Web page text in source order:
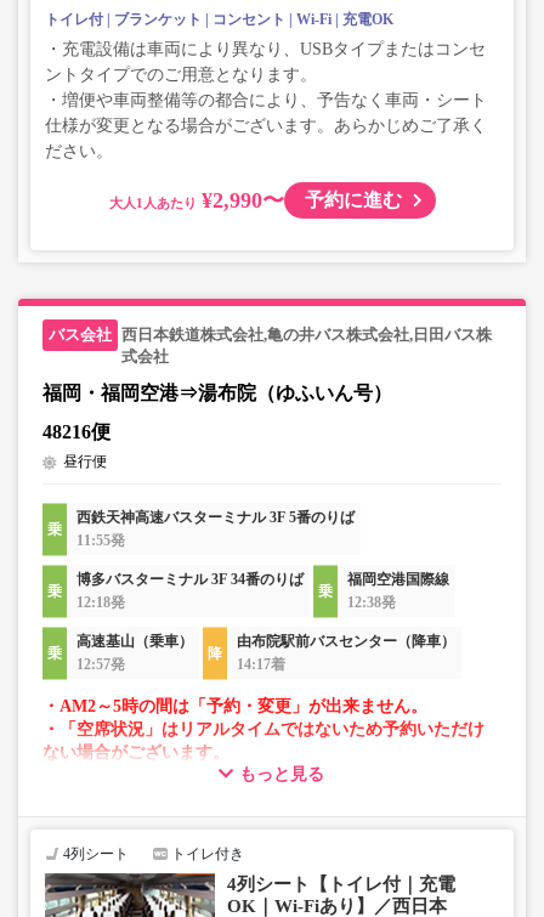
トイレ付 ブランケット コンセント Wi-Fi 充電OK
・充電設備は車両により異なり、USBタイプまたはコンセ
ントタイプでのご用意となります。
・増便や車両整備等の都合により、予告なく車両・シート
仕様が変更となる場合がございます。あらかじめご了承く
ださい。
大人 ¥2,990〜 予約に進む
西日本鉄道株式会社,亀の井バス株式会社,日田バス株
式会社
福岡・福岡空港⇒湯布院（ゆふいん号）
48216便
昼行便
西鉄天神高速バスターミナル 3F 5番のりば
11:55発
博多バスターミナル 3F 34番のりば
12:18発
福岡空港国際線
12:38発
高速基山（乗車）
12:57発
由布院駅前バスセンター（降車）
14:17着
・AM2～5時の間は「予約・変更」が出来ません。
・「空席状況」はリアルタイムではないため予約いただけ
ない場合がございます。
・車両は予告なく変更となる場合がございます。これに伴
で、あらかじめご了承ください。
もっと見る
4列シート トイレ付き
4列シート【トイレ付｜充電
OK｜Wi-Fiあり】／西日本